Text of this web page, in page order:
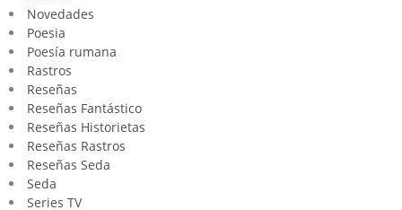
Novedades
Poesia
Poesía rumana
Rastros
Reseñas
Reseñas Fantástico
Reseñas Historietas
Reseñas Rastros
Reseñas Seda
Seda
Series TV